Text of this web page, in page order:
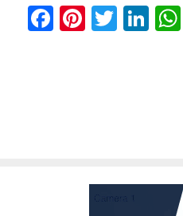
Facebook